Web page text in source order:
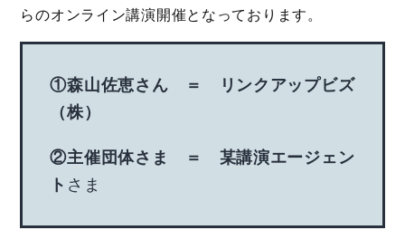
らのオンライン講演開催となっております。
①森山佐恵さん ＝ リンクアップビズ
（株）
②主催団体さま ＝ 某講演エージェン
ト さま